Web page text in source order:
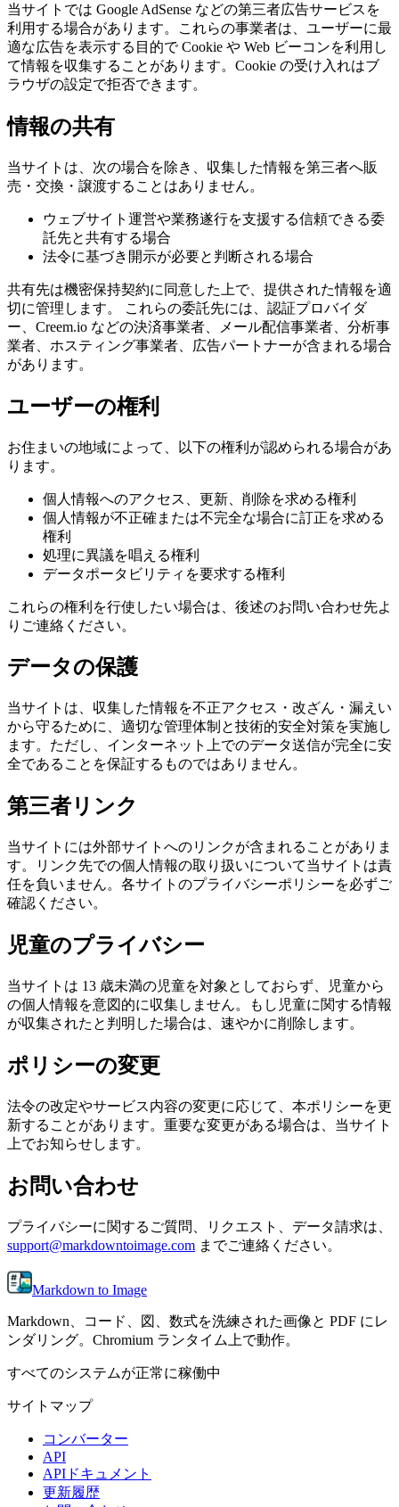
当サイトでは Google AdSense などの第三者広告サービスを
利用する場合があります。これらの事業者は、ユーザーに最
適な広告を表示する目的で Cookie や Web ビーコンを利用し
て情報を収集することがあります。Cookie の受け入れはブ
ラウザの設定で拒否できます。
情報の共有
当サイトは、次の場合を除き、収集した情報を第三者へ販
売・交換・譲渡することはありません。
ウェブサイト運営や業務遂行を支援する信頼できる委
託先と共有する場合
法令に基づき開示が必要と判断される場合
共有先は機密保持契約に同意した上で、提供された情報を適
切に管理します。 これらの委託先には、認証プロバイダ
ー、Creem.io などの決済事業者、メール配信事業者、分析事
業者、ホスティング事業者、広告パートナーが含まれる場合
があります。
ユーザーの権利
お住まいの地域によって、以下の権利が認められる場合があ
ります。
個人情報へのアクセス、更新、削除を求める権利
個人情報が不正確または不完全な場合に訂正を求める
権利
処理に異議を唱える権利
データポータビリティを要求する権利
これらの権利を行使したい場合は、後述のお問い合わせ先よ
りご連絡ください。
データの保護
当サイトは、収集した情報を不正アクセス・改ざん・漏えい
から守るために、適切な管理体制と技術的安全対策を実施し
ます。ただし、インターネット上でのデータ送信が完全に安
全であることを保証するものではありません。
第三者リンク
当サイトには外部サイトへのリンクが含まれることがありま
す。リンク先での個人情報の取り扱いについて当サイトは責
任を負いません。各サイトのプライバシーポリシーを必ずご
確認ください。
児童のプライバシー
当サイトは 13 歳未満の児童を対象としておらず、児童から
の個人情報を意図的に収集しません。もし児童に関する情報
が収集されたと判明した場合は、速やかに削除します。
ポリシーの変更
法令の改定やサービス内容の変更に応じて、本ポリシーを更
新することがあります。重要な変更がある場合は、当サイト
上でお知らせします。
お問い合わせ
プライバシーに関するご質問、リクエスト、データ請求は、
support@markdowntoimage.com までご連絡ください。
Markdown to Image
Markdown、コード、図、数式を洗練された画像と PDF にレ
ンダリング。Chromium ランタイム上で動作。
すべてのシステムが正常に稼働中
サイトマップ
コンバーター
API
APIドキュメント
更新履歴